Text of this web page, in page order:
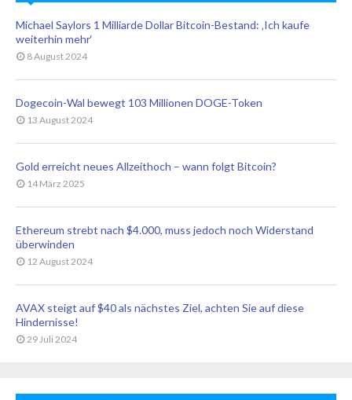
Michael Saylors 1 Milliarde Dollar Bitcoin-Bestand: ‚Ich kaufe
weiterhin mehr‘
8 August 2024
Dogecoin-Wal bewegt 103 Millionen DOGE-Token
13 August 2024
Gold erreicht neues Allzeithoch – wann folgt Bitcoin?
14 März 2025
Ethereum strebt nach $4.000, muss jedoch noch Widerstand
überwinden
12 August 2024
AVAX steigt auf $40 als nächstes Ziel, achten Sie auf diese
Hindernisse!
29 Juli 2024